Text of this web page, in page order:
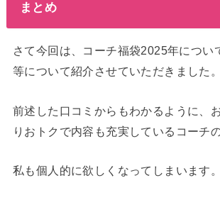
まとめ
さて今回は、コーチ福袋2025年につい
等について紹介させていただきました。
前述した口コミからもわかるように、
りおトクで内容も充実しているコーチ
私も個人的に欲しくなってしまいます。